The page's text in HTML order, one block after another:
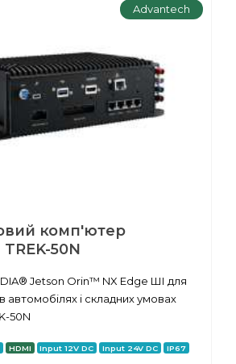
Advantech
комп'ютер
50N
Jetson Orin™ NX Edge ШІ для
автомобілях і складних умовах
50N
HDMI Input 12V DC Input 24V DC IP67